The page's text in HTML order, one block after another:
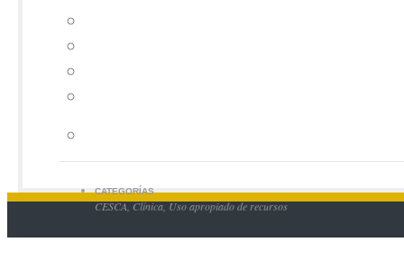
CATEGORÍAS
CESCA,Clínica,Uso apropiado de recursos